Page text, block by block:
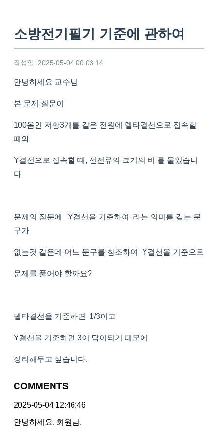
소방전기필기 기준에 관하여
작성일: 2025-05-04 00:03:14
안녕하세요 교수님
본 문제 질문이
100옴인 저항3개를 같은 전원에 델타결선으로 접속할
때와
Y결선으로 접속할 때, 선전류의 크기의 비 를 물었습니
다
문제의 질문에 'Y결선을 기준하여' 라는 의미를 갖는 문
구가
없는것 같은데 어느 문구를 참조하여 Y결선을 기준으로
문제를 풀어야 할까요?
델타결선을 기준하면 1/3이고
Y결선을 기준하면 3이 답이되기 때문에
정리해두고 싶습니다.
COMMENTS
2025-05-04 12:46:46
안녕하세요. 회원님.